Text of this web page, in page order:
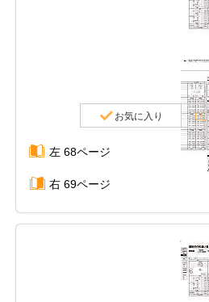
お気に入り
左 68ページ
右 69ページ